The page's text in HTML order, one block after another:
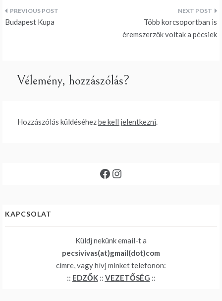
Bejegyzés
Budapest Kupa
Több korcsoportban is
éremszerzők voltak a pécsiek
Vélemény, hozzászólás?
Hozzászólás küldéséhezbe kell jelentkezni.
Facebook
Instagram
KAPCSOLAT
Küldj nekünk email-t a
pecsivivas(at)gmail(dot)com
címre, vagy hívj minket telefonon:
:: EDZŐK:: VEZETŐSÉG ::